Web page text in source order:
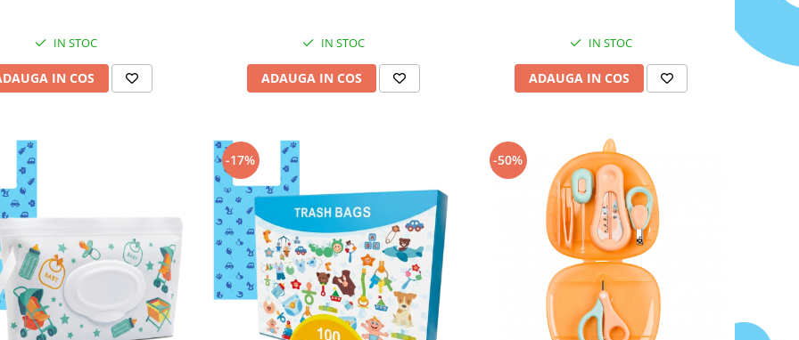
IN STOC
IN COS
IN STOC
ADAUGA IN COS
IN STOC
ADAUGA IN COS
-17% -50%